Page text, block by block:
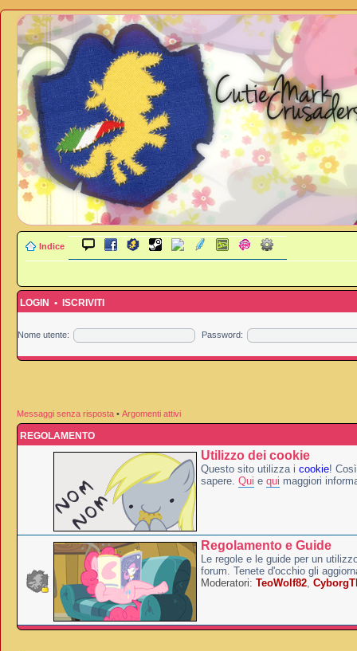
Indice
LOGIN • ISCRIVITI
Nome utente: Password:
Messaggi senza risposta • Argomenti attivi
REGOLAMENTO
Utilizzo dei cookie
Questo sito utilizza i cookie!
sapere. Qui e qui maggiori
Regolamento e Guide
Le regole e le guide per un
forum. Tenete d'occhio gli
Moderatori: TeoWolf82,